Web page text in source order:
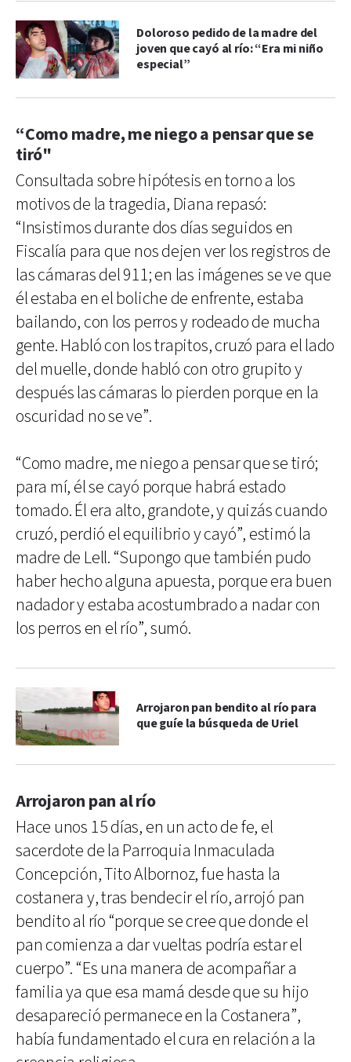
Doloroso pedido de la madre del
joven que cayó al río: “Era mi niño
especial”
“Como madre, me niego a pensar que se
tiró"
Consultada sobre hipótesis en torno a los
motivos de la tragedia, Diana repasó:
“Insistimos durante dos días seguidos en
Fiscalía para que nos dejen ver los registros de
las cámaras del 911; en las imágenes se ve que
él estaba en el boliche de enfrente, estaba
bailando, con los perros y rodeado de mucha
gente. Habló con los trapitos, cruzó para el lado
del muelle, donde habló con otro grupito y
después las cámaras lo pierden porque en la
oscuridad no se ve”.
“Como madre, me niego a pensar que se tiró;
para mí, él se cayó porque habrá estado
tomado. Él era alto, grandote, y quizás cuando
cruzó, perdió el equilibrio y cayó”, estimó la
madre de Lell. “Supongo que también pudo
haber hecho alguna apuesta, porque era buen
nadador y estaba acostumbrado a nadar con
los perros en el río”, sumó.
Arrojaron pan bendito al río para
que guíe la búsqueda de Uriel
Arrojaron pan al río
Hace unos 15 días, en un acto de fe, el
sacerdote de la Parroquia Inmaculada
Concepción, Tito Albornoz, fue hasta la
costanera y, tras bendecir el río, arrojó pan
bendito al río “porque se cree que donde el
pan comienza a dar vueltas podría estar el
cuerpo”. “Es una manera de acompañar a
familia ya que esa mamá desde que su hijo
desapareció permanece en la Costanera”,
había fundamentado el cura en relación a la